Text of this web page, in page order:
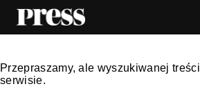
Przepraszamy, ale wyszukiwanej
serwisie.